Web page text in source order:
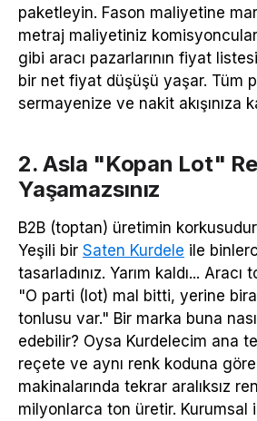
paketleyin. Fason maliyetine
metraj maliyetiniz
gibi aracı pazarlarının fiyat
bir net fiyat düşüşü yaşar. Tüm
sermayenize ve nakit akışınıza
2. Asla "Kopan Lot"
Yaşamazsınız
B2B (toptan) üretimin
Yeşili bir Saten Kurdele ile
tasarladınız. Yarım kaldı...
"O parti (lot) mal bitti, yerine
tonlusu var." Bir marka buna
edebilir? Oysa Kurdelecim ana
reçete ve aynı renk koduna
makinalarında tekrar aralıksız
milyonlarca ton üretir. Kurumsal